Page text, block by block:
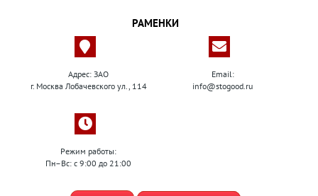
РАМЕНКИ
Адрес: ЗАО
г. Москва Лобачевского ул., 114
Email:
info@stogood.ru
Режим работы:
Пн–Вс: с 9:00 до 21:00